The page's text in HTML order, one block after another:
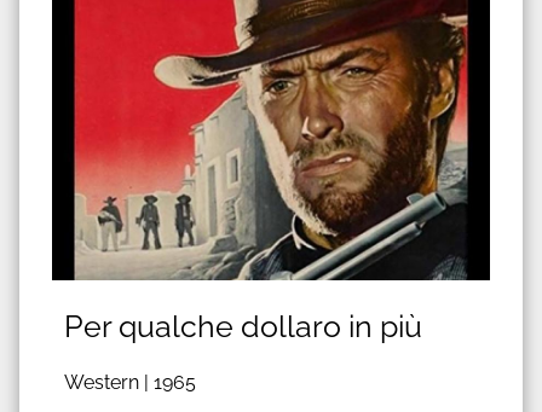
Per qualche dollaro in più
Western | 1965